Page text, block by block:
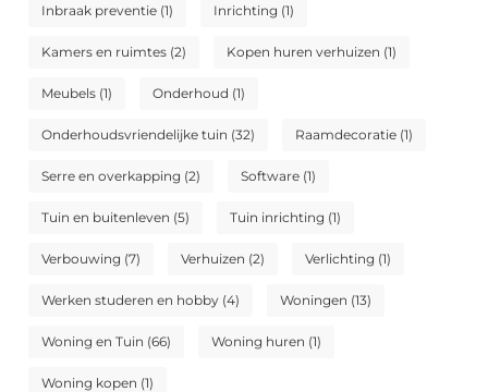
Inbraak preventie (1) Inrichting (1)
Kamers en ruimtes (2) Kopen huren verhuizen (1)
Meubels (1) Onderhoud (1)
Onderhoudsvriendelijke tuin (32) Raamdecoratie (1)
Serre en overkapping (2) Software (1)
Tuin en buitenleven (5) Tuin inrichting (1)
Verbouwing (7) Verhuizen (2) Verlichting (1)
Werken studeren en hobby (4) Woningen (13)
Woning en Tuin (66) Woning huren (1)
Woning kopen (1)